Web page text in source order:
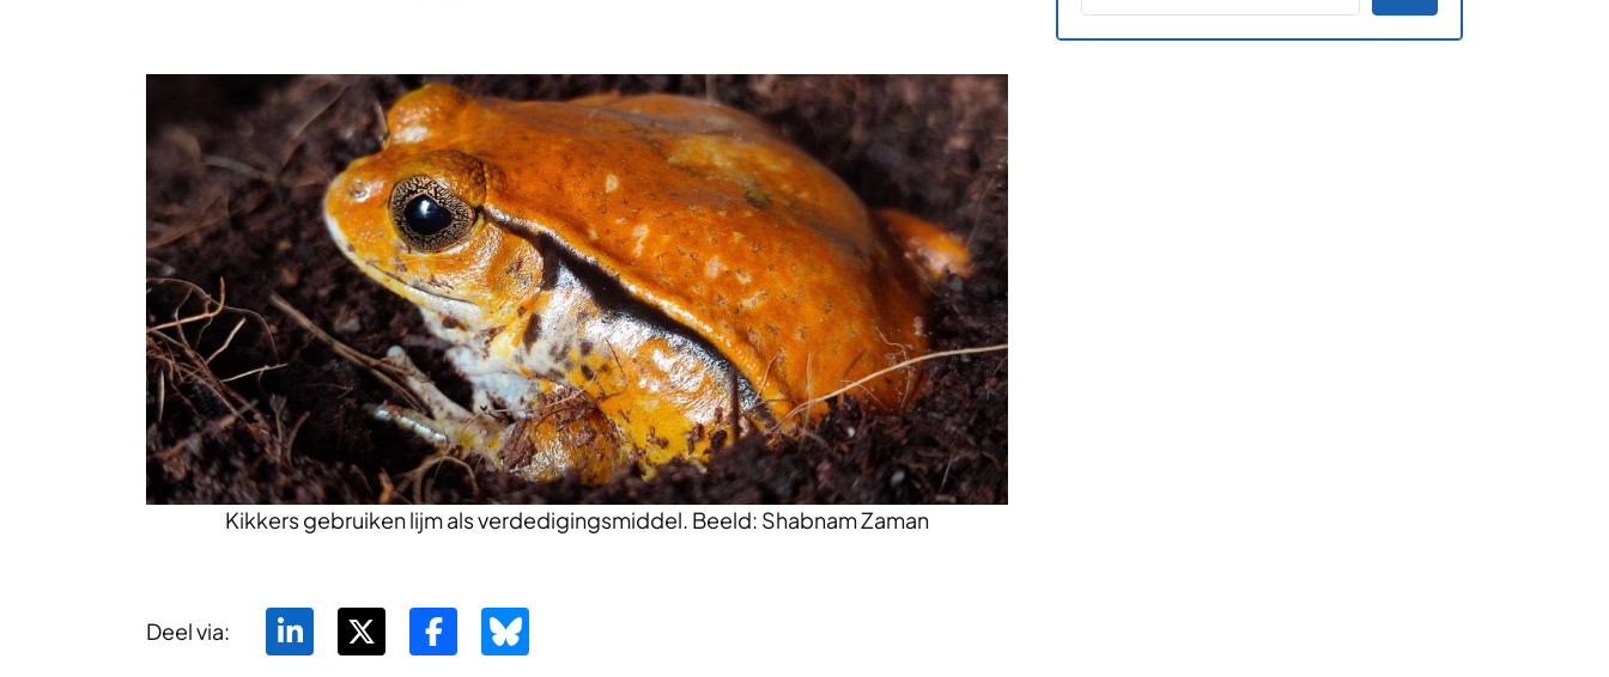
Kikkers gebruiken lijm als verdedigingsmiddel. Beeld: Shabnam Zaman
Deel via: